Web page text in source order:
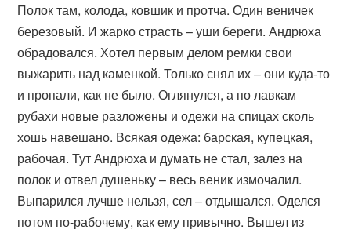
Полок там, колода, ковшик и протча. Один веничек
березовый. И жарко страсть – уши береги. Андрюха
обрадовался. Хотел первым делом ремки свои
выжарить над каменкой. Только снял их – они куда-то
и пропали, как не было. Оглянулся, а по лавкам
рубахи новые разложены и одежи на спицах сколь
хошь навешано. Всякая одежа: барская, купецкая,
рабочая. Тут Андрюха и думать не стал, залез на
полок и отвел душеньку – весь веник измочалил.
Выпарился лучше нельзя, сел – отдышался. Оделся
потом по-рабочему, как ему привычно. Вышел из